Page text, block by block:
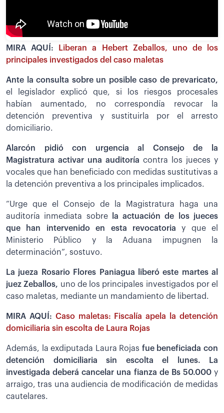
MIRA AQUÍ:
Liberan a Hebert Zeballos, uno de los
principales investigados del caso maletas
Ante la consulta sobre un posible caso de prevaricato,
el legislador explicó que, si los riesgos procesales
habían aumentado, no correspondía revocar la
detención preventiva y sustituirla por el arresto
domiciliario.
Alarcón pidió con urgencia al Consejo de la
Magistratura activar una auditoría contra los jueces y
vocales que han beneficiado con medidas sustitutivas a
la detención preventiva a los principales implicados.
“Urge que el Consejo de la Magistratura haga una
auditoría inmediata sobre
la actuación de los jueces
que han intervenido en esta revocatoria y que el
Ministerio Público y la Aduana impugnen la
determinación”, sostuvo.
La jueza Rosario Flores Paniagua liberó este martes al
juez Zeballos, uno de los principales investigados por el
caso maletas, mediante un mandamiento de libertad.
MIRA AQUÍ: Caso maletas: Fiscalía apela la detención
domiciliaria sin escolta de Laura Rojas
Además, la exdiputada Laura Rojas fue beneficiada con
detención domiciliaria sin escolta el lunes. La
investigada deberá cancelar una fianza de Bs 50.000 y
arraigo, tras una audiencia de modificación de medidas
cautelares.